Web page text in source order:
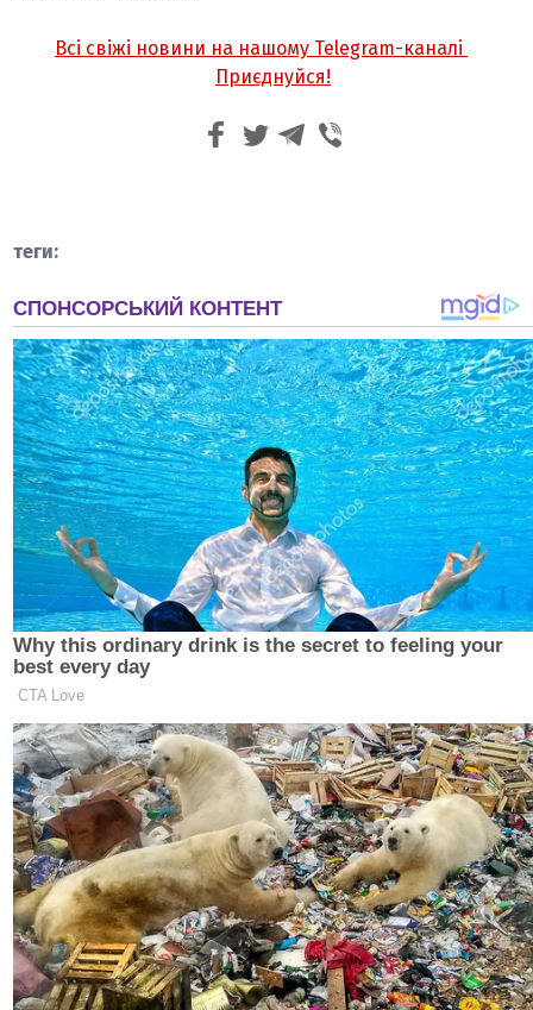
Всі свіжі новини на нашому Telegram-каналі
Приєднуйся!